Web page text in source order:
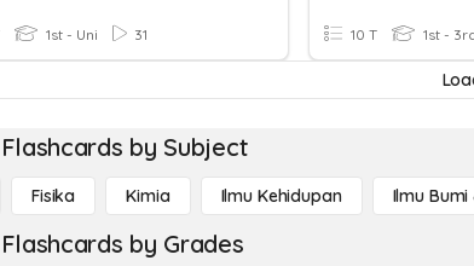
1st - Uni 31 10 T 1st -
by Subject
Fisika Kimia Ilmu Kehidupan Ilmu
by Grades